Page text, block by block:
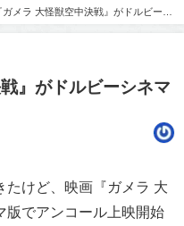
ガメラ 大怪獣空中決戦』がドルビーシ
』がドルビーシネマ
たけど、映画『ガメラ 大
版でアンコール上映開始